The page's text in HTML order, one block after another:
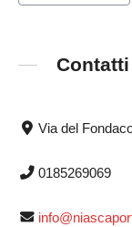
Contatti
Via del
0185269069